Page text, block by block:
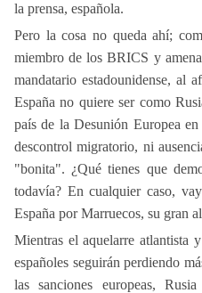
la prensa, española.
Pero la cosa no queda ahí;
miembro de los BRICS y
mandatario estadounidense, al
España no quiere ser como
país de la Desunión Europea
descontrol migratorio, ni
"bonita". ¿Qué tienes que
todavía? En cualquier caso,
España por Marruecos, su gran
Mientras el aquelarre atlantista
españoles seguirán perdiendo
las sanciones europeas,